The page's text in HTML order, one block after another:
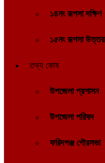
১৪নং রূপসা দক্ষিণ
১৫নং রূপসা উত্তর
তথ্য কোষ
উপজেলা প্রশাসন
উপজেলা পরিষদ
ফরিদগঞ্জ পৌরসভা